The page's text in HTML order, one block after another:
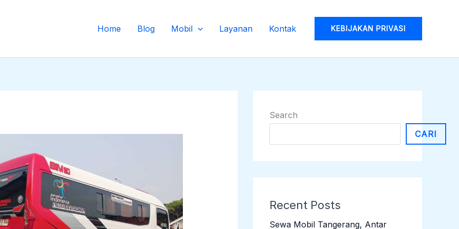
Home Blog Mobil Layanan Kontak KEBIJAKAN PRIVASI
Search
CARI
Recent Posts
Sewa Mobil Tangerang, Antar